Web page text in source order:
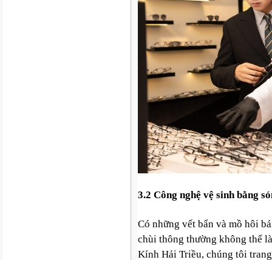
3.2 Công nghệ vệ sinh bằng
Có những vết bẩn và mồ hôi
chùi thông thường không thể
Kính Hải Triều, chúng tôi